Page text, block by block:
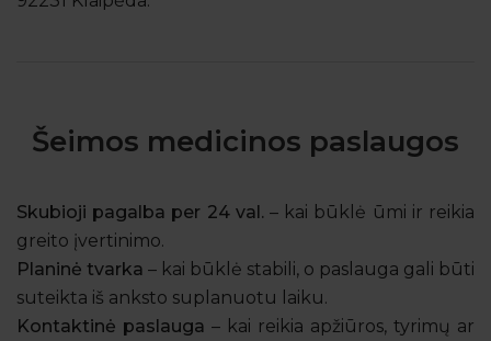
Šeimos medicinos paslaugos
Skubioji pagalba per 24 val. – kai būklė ūmi ir reikia
greito įvertinimo.
Planinė tvarka – kai būklė stabili, o paslauga gali būti
suteikta iš anksto suplanuotu laiku.
Kontaktinė paslauga – kai reikia apžiūros, tyrimų ar